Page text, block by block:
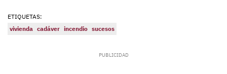
ETIQUETAS:
vivienda cadáver incendio sucesos